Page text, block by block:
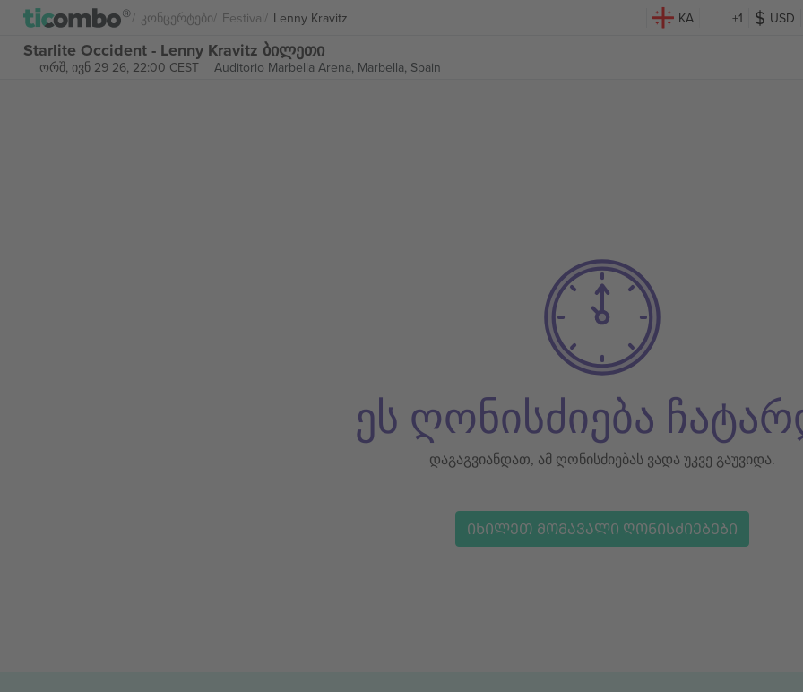
Კონცერტები Festival Lenny Kravitz KA +1 USD
Starlite Occident - Lenny Kravitz ბილეთი
ორშ, ივნ 29 26, 22:00 CEST Auditorio Marbella Arena, Marbella, Spain
ეს ღონისძიება
დაგაგვიანდათ, ამ ღონისძიებას ვადა უკვე გაუვიდა.
ᲘᲮᲘᲚᲔᲗ ᲛᲝᲛᲐᲕᲐᲚᲘ ᲦᲝᲜᲘᲡᲫᲘᲔᲑᲔᲑᲘ